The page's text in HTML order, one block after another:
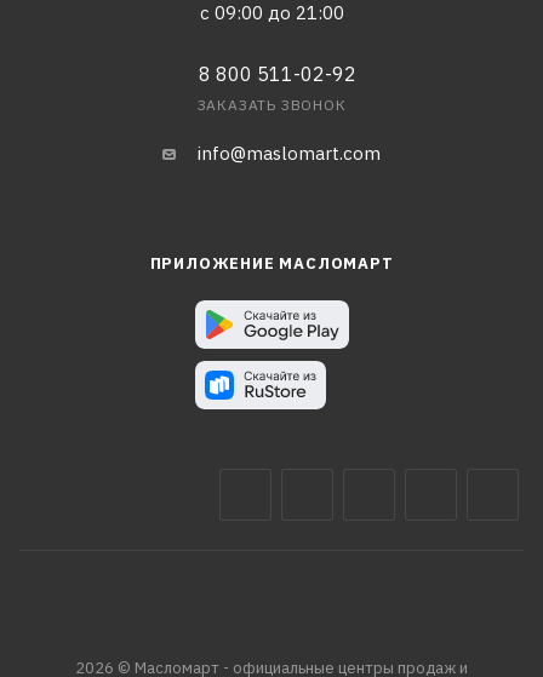
с 09:00 до 21:00
8 800 511-02-92
ЗАКАЗАТЬ ЗВОНОК
info@maslomart.com
ПРИЛОЖЕНИЕ МАСЛОМАРТ
2026 © Масломарт - официальные центры продаж и